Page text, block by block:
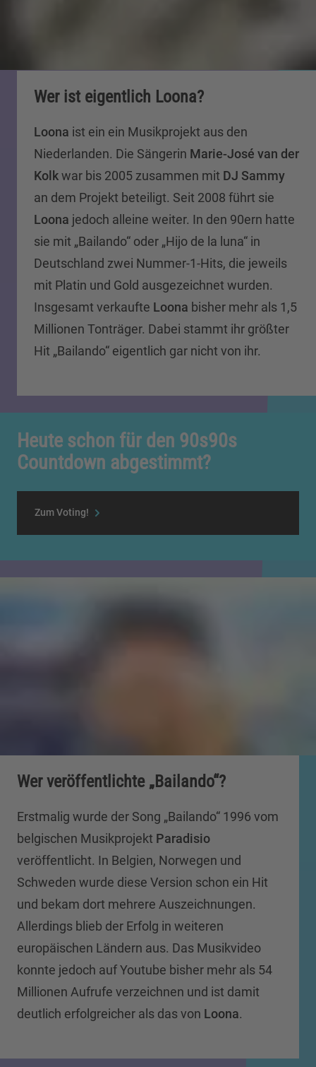
Wer ist eigentlich Loona?
Loona ist ein ein Musikprojekt aus den
Niederlanden. Die Sängerin Marie-José van der
Kolkwar bis 2005 zusammen mit DJ Sammy
an dem Projekt beteiligt. Seit 2008 führt sie
Loona jedoch alleine weiter. In den 90ern hatte
sie mit „Bailando“ oder „Hijo de la luna“ in
Deutschland zwei Nummer-1-Hits, die jeweils
mit Platin und Gold ausgezeichnet wurden.
Insgesamt verkaufte Loona bisher mehr als 1,5
Millionen Tonträger. Dabei stammt ihr größter
Hit „Bailando“ eigentlich gar nicht von ihr.
Heute schon für den 90s90s
Countdown abgestimmt?
Zum Voting!
Wer veröffentlichte „Bailando“?
Erstmalig wurde der Song „Bailando“ 1996 vom
belgischen Musikprojekt Paradisio
veröffentlicht. In Belgien, Norwegen und
Schweden wurde diese Version schon ein Hit
und bekam dort mehrere Auszeichnungen.
Allerdings blieb der Erfolg in weiteren
europäischen Ländern aus. Das Musikvideo
konnte jedoch auf Youtube bisher mehr als 54
Millionen Aufrufe verzeichnen und ist damit
deutlich erfolgreicher als das von Loona.